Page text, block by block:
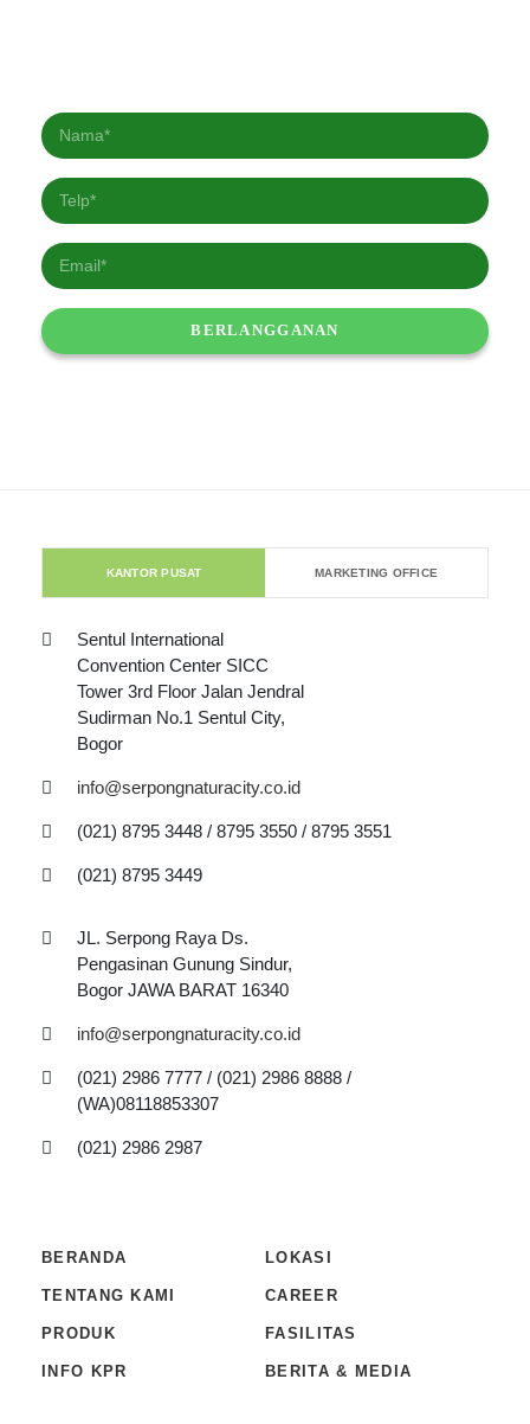
KANTOR PUSAT MARKETING OFFICE
Sentul International
Convention Center SICC
Tower 3rd Floor Jalan Jendral
Sudirman No.1 Sentul City,
Bogor
info@serpongnaturacity.co.id
(021) 8795 3448 / 8795 3550 / 8795 3551
(021) 8795 3449
JL. Serpong Raya Ds.
Pengasinan Gunung Sindur,
Bogor JAWA BARAT 16340
info@serpongnaturacity.co.id
(021) 2986 7777 / (021) 2986 8888 /
(WA)08118853307
(021) 2986 2987
BERANDA LOKASI
TENTANG KAMI CAREER
PRODUK FASILITAS
INFO KPR BERITA & MEDIA